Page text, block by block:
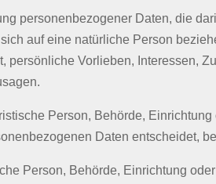
personenbezogener Daten, die
auf eine natürliche Person
persönliche Vorlieben, Interessen,
Person, Behörde,
Daten entscheidet,
Person, Behörde, Einrichtung